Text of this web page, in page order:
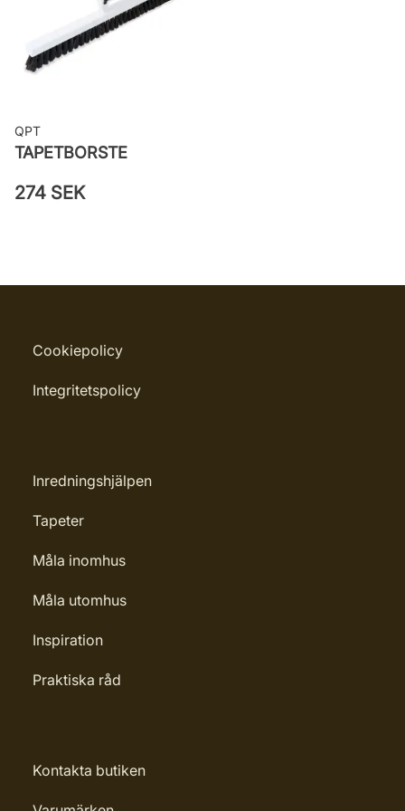
QPT
TAPETBORSTE
274 SEK
Cookiepolicy
Integritetspolicy
Inredningshjälpen
Tapeter
Måla inomhus
Måla utomhus
Inspiration
Praktiska råd
Kontakta butiken